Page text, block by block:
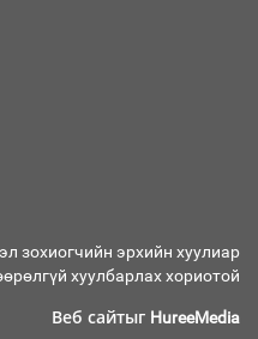
зохиогчийн эрхийн хуулиар
хуулбарлах хориотой
Веб сайтыг HureeMedia